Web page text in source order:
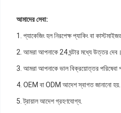
আমাদের সেবা:
1. প্যাকেজিং হল নিরপেক্ষ প্যাকিং বা
2. আমরা আপনাকে 24 ঘন্টার মধ্যে উত্তর দেব।
3. আমরা আপনাকে ভাল বিক্রয়োত্তর পরিষেবা
4. OEM বা ODM আদেশ স্বাগত জানানো হয়.
5. ট্রায়াল আদেশ গ্রহণযোগ্য.